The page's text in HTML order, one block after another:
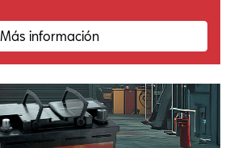
Más información